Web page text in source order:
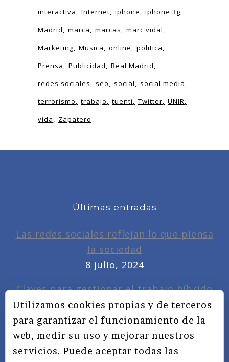
interactiva
Internet iphone
iphone 3g
Madrid
marca marcas
marc vidal
Marketing
Musica online
politica
Prensa
Publicidad
Real Madrid
redes sociales
seo social
social media
terrorismo
trabajo tuenti Twitter
UNIR
vida
Zapatero
Últimas entradas
Las redes sociales reflejan lo que piensa
la sociedad
8 julio, 2024
Claves para gestionar el trabajo híbrido
7 noviembre, 2022
Privacidad, redes sociales y educación
3 septiembre, 2019
Utilizamos cookies propias y de terceros
para garantizar el funcionamiento de la
web, medir su uso y mejorar nuestros
servicios. Puede aceptar todas las